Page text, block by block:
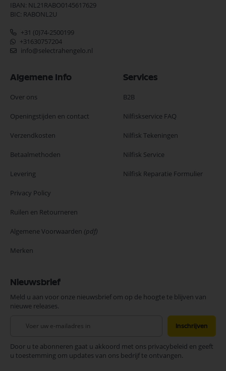
IBAN: NL21RABO0145617629
BIC: RABONL2U
+31 (0)74-2500199
+31630757204
info@selectrahengelo.nl
Algemene Info
Over ons
Openingstijden en contact
Verzendkosten
Betaalmethoden
Levering
Privacy Policy
Ruilen en Retourneren
Algemene Voorwaarden (pdf)
Merken
Services
B2B
Nilfiskservice FAQ
Nilfisk Tekeningen
Nilfisk Service
Nilfisk Reparatie Formulier
Nieuwsbrief
Meld u aan voor onze nieuwsbrief om op de hoogte te blijven van
nieuwe releases.
onze
nieuwsbrief
Inschrijven
Door u te abonneren gaat u akkoord met ons privacybeleid en geeft
u toestemming om updates van ons bedrijf te ontvangen.